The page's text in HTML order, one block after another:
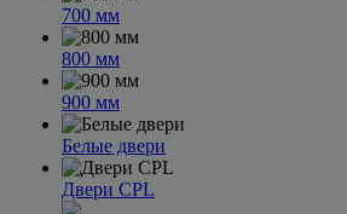
700 мм
800 мм
900 мм
Белые двери
Двери CPL